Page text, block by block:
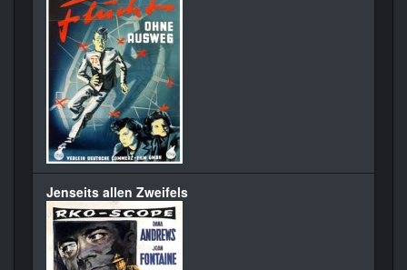
Jenseits allen Zweifels